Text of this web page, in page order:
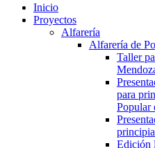
Inicio
Proyectos
Alfarería
Alfarería de
Taller
para
Popular
Edición